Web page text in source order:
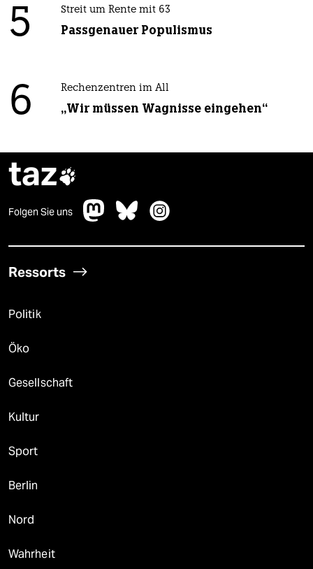
5 Streit um Rente mit 63
Passgenauer Populismus
6 Rechenzentren im All
„Wir müssen Wagnisse eingehen“
taz
Folgen Sie uns
Ressorts
Politik
Öko
Gesellschaft
Kultur
Sport
Berlin
Nord
Wahrheit